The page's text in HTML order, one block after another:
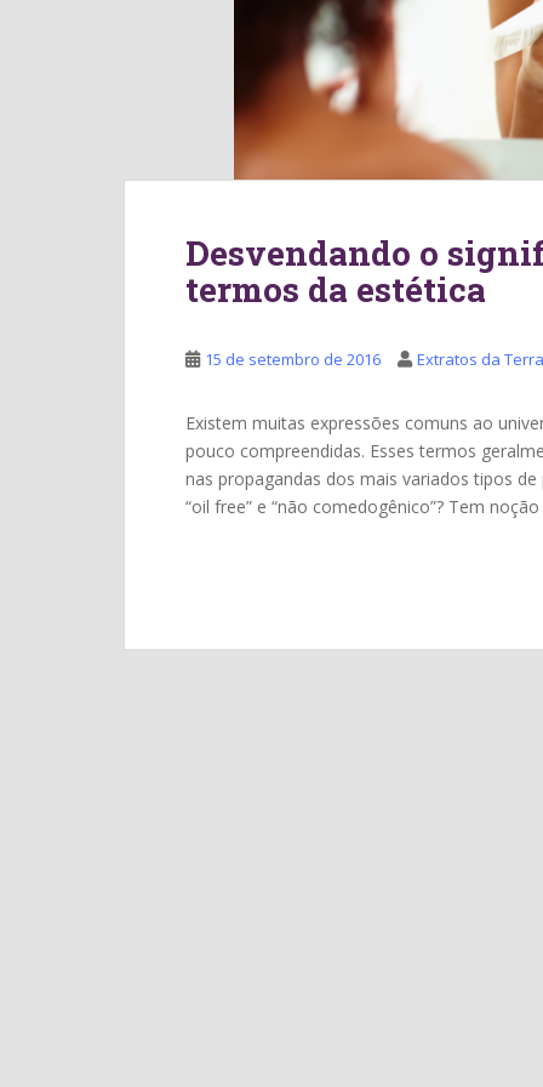
Desvendando o
termos da estética
15 de setembro de 2016 Extratos da Terra
Existem muitas expressões comuns ao
pouco compreendidas. Esses termos
nas propagandas dos mais variados tipos
“oil free” e “não comedogênico”? Tem